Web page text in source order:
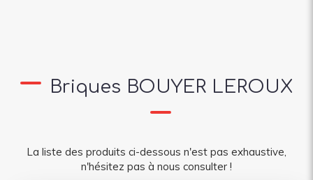
Briques BOUYER LEROUX
La liste des produits ci-dessous n'est pas exhaustive,
n'hésitez pas à nous consulter !